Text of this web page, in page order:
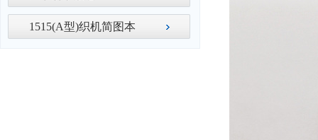
1515(A型)织机简图本